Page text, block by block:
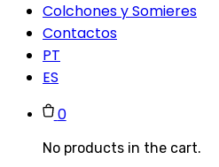
Colchones y Somieres
Contactos
PT
ES
0
No products in the cart.